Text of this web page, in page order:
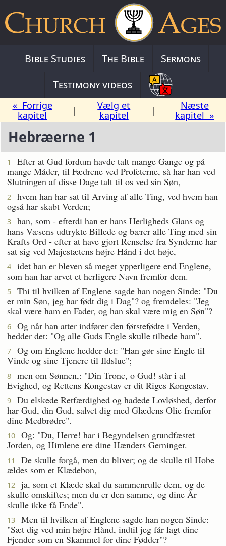
Bible Studies The Bible
Sermons
Testimony videos
« Forrige
kapitel
|
Vælg et
kapitel
|
Næste
kapitel »
Hebræerne 1
1
Efter at Gud fordum havde talt mange Gange og på
mange Måder, til Fædrene ved Profeterne, så har han ved
Slutningen af disse Dage talt til os ved sin Søn,
2
hvem han har sat til Arving af alle Ting, ved hvem han
også har skabt Verden;
3
han, som - efterdi han er hans Herligheds Glans og
hans Væsens udtrykte Billede og bærer alle Ting med sin
Krafts Ord - efter at have gjort Renselse fra Synderne har
sat sig ved Majestætens højre Hånd i det høje,
4
idet han er bleven så meget ypperligere end Englene,
som han har arvet et herligere Navn fremfor dem.
5
Thi til hvilken af Englene sagde han nogen Sinde: "Du
er min Søn, jeg har født dig i Dag"? og fremdeles: "Jeg
skal være ham en Fader, og han skal være mig en Søn"?
6
Og når han atter indfører den førstefødte i Verden,
hedder det: "Og alle Guds Engle skulle tilbede ham".
7
Og om Englene hedder det: "Han gør sine Engle til
Vinde og sine Tjenere til Ildslue";
8
men om Sønnen,: "Din Trone, o Gud! står i al
Evighed, og Rettens Kongestav er dit Riges Kongestav.
9
Du elskede Retfærdighed og hadede Lovløshed, derfor
har Gud, din Gud, salvet dig med Glædens Olie fremfor
dine Medbrødre".
10
Og: "Du, Herre! har i Begyndelsen grundfæstet
Jorden, og Himlene ere dine Hænders Gerninger.
11
De skulle forgå, men du bliver; og de skulle til Hobe
ældes som et Klædebon,
12
ja, som et Klæde skal du sammenrulle dem, og de
skulle omskiftes; men du er den samme, og dine År
skulle ikke få Ende".
13
Men til hvilken af Englene sagde han nogen Sinde:
"Sæt dig ved min højre Hånd, indtil jeg får lagt dine
Fjender som en Skammel for dine Fødder"?